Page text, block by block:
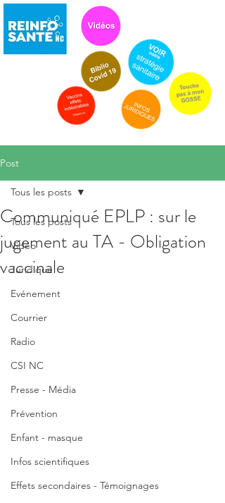
Post
Tous les posts
Vidéo
Juridique
Evénement
Courrier
Radio
CSI NC
Presse - Média
Prévention
Enfant - masque
Infos scientifiques
Effets secondaires - Témoignages
Tous les posts
Communiqué EPLP : sur le
jugement au TA - Obligation
vaccinale